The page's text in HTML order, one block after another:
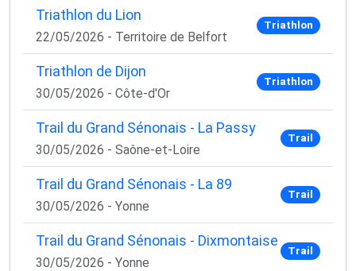
Triathlon du Lion
22/05/2026 - Territoire de Belfort
Triathlon
Triathlon de Dijon
30/05/2026 - Côte-d'Or
Triathlon
Trail du Grand Sénonais - La Passy
30/05/2026 - Saône-et-Loire
Trail
Trail du Grand Sénonais - La 89
30/05/2026 - Yonne
Trail
Trail du Grand Sénonais - Dixmontaise
30/05/2026 - Yonne
Trail